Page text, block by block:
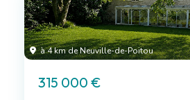
à 4 km de Neuville-de-Poitou
315 000 €